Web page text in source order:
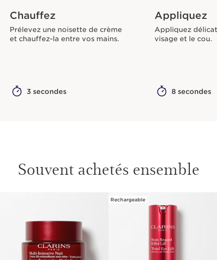
Chauffez
Prélevez une noisette de crème
et chauffez-la entre vos mains.
3 secondes
Appliquez
Appliquez
visage et le cou.
8 secondes
Souvent achetés ensemble
Rechargeable